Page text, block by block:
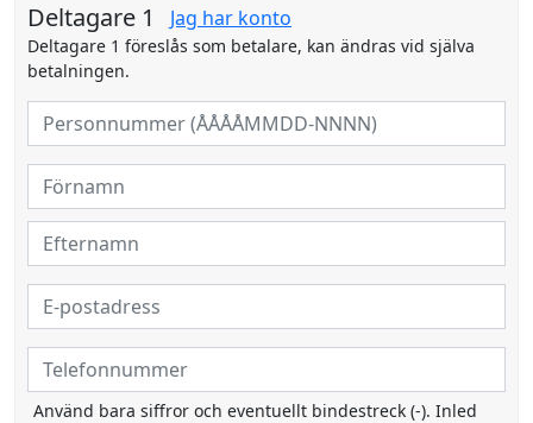
Deltagare 1 Jag har konto
Deltagare 1 föreslås som betalare, kan ändras vid själva
betalningen.
Använd bara siffror och eventuellt bindestreck (-). Inled